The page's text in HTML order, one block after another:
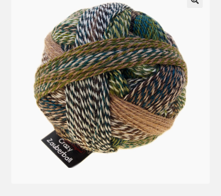
Häkel Techniken
Mein Konto